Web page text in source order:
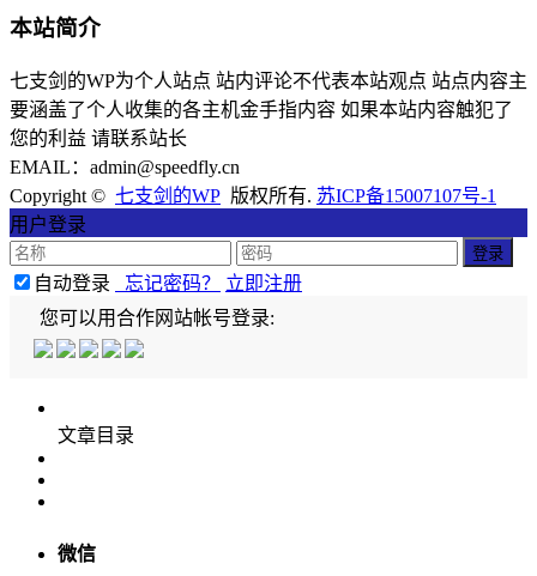
本站简介
七支剑的WP为个人站点 站内评论不代表本站观点 站点内容主
要涵盖了个人收集的各主机金手指内容 如果本站内容触犯了
您的利益 请联系站长
EMAIL：admin@speedfly.cn
Copyright © 七支剑的WP 版权所有. 苏ICP备15007107号-1
用户登录
自动登录 忘记密码？
立即注册
您可以用合作网站帐号登录:
文章目录
微信